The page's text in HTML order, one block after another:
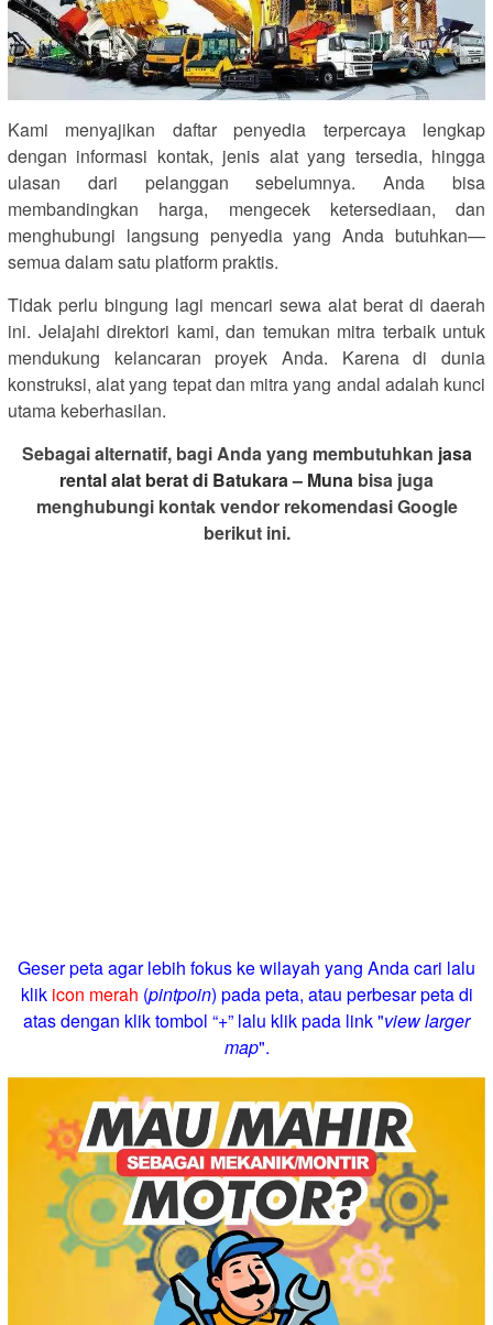
Kami menyajikan daftar penyedia terpercaya lengkap
dengan informasi kontak, jenis alat yang tersedia, hingga
ulasan dari pelanggan sebelumnya. Anda bisa
membandingkan harga, mengecek ketersediaan, dan
menghubungi langsung penyedia yang Anda butuhkan—
semua dalam satu platform praktis.
Tidak perlu bingung lagi mencari sewa alat berat di daerah
ini. Jelajahi direktori kami, dan temukan mitra terbaik untuk
mendukung kelancaran proyek Anda. Karena di dunia
konstruksi, alat yang tepat dan mitra yang andal adalah kunci
utama keberhasilan.
Sebagai alternatif, bagi Anda yang membutuhkan jasa
rental alat berat di Batukara – Muna bisa juga
menghubungi kontak vendor rekomendasi Google
berikut ini.
Geser peta agar lebih fokus ke wilayah yang Anda cari lalu
klik icon merah (pintpoin) pada peta, atau perbesar peta di
atas dengan klik tombol “+” lalu klik pada link "view larger
map".